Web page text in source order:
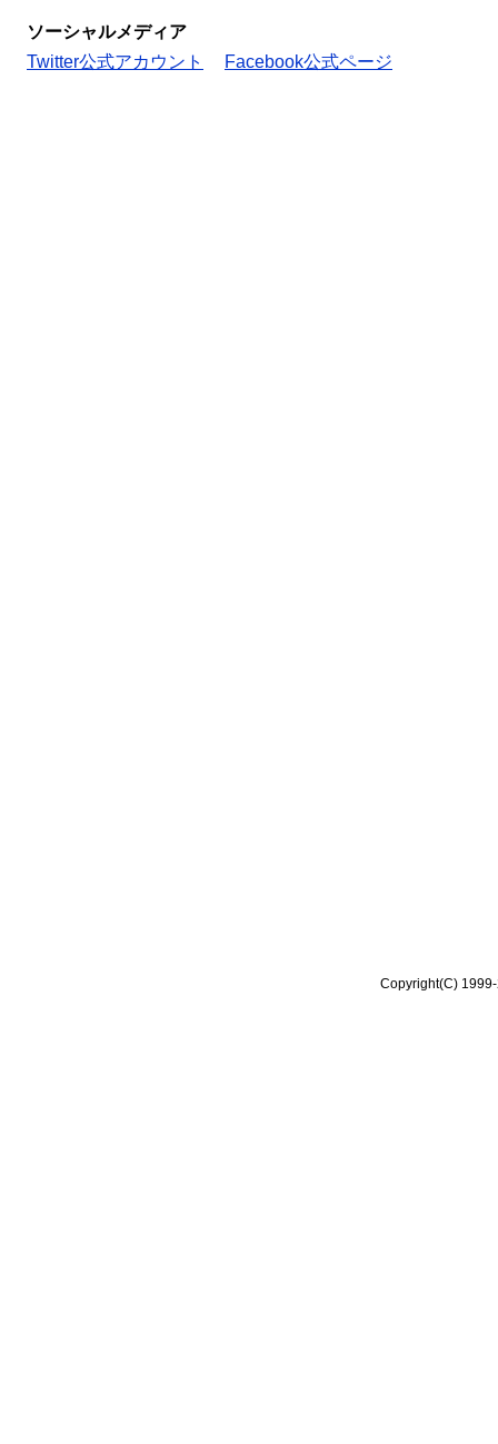
ソーシャルメディア
Twitter公式アカウント
Facebook公式ページ
Copyright(C)